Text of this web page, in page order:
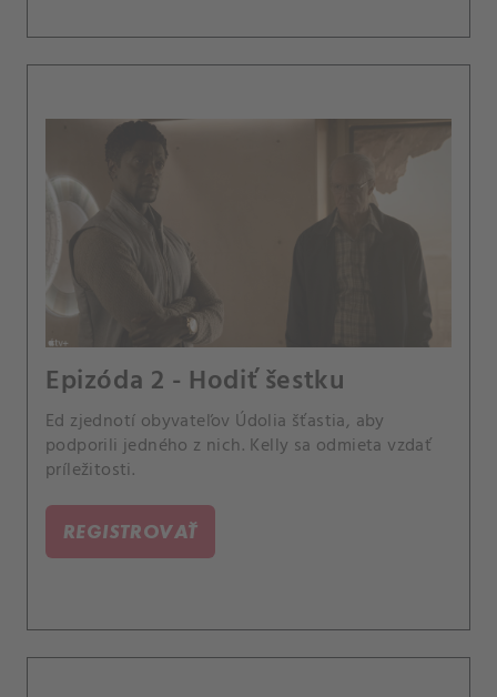
Epizóda 2 - Hodiť šestku
Ed zjednotí obyvateľov Údolia šťastia, aby
podporili jedného z nich. Kelly sa odmieta vzdať
príležitosti.
REGISTROVAŤ